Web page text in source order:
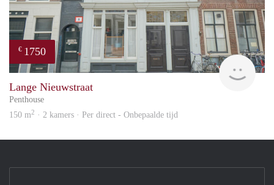
€ 1750
Lange Nieuwstraat
Penthouse
150 m2 · 2 kamers · Per direct - Onbepaalde tijd